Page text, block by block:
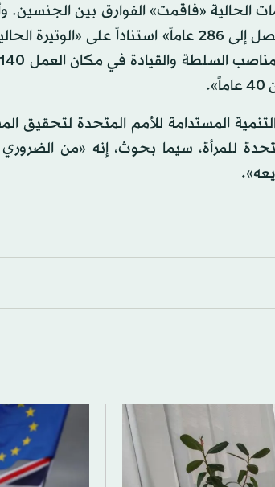
الحالية «فاقمت» الفوارق بين الجنسين.
في الحماية القانونية وإزالة القوانين التمييزية سيتطلب ما يصل إلى 286
المستدامة للأمم المتحدة لتحقيق
المتحدة للمرأة، سيما بحوث، إنه «من